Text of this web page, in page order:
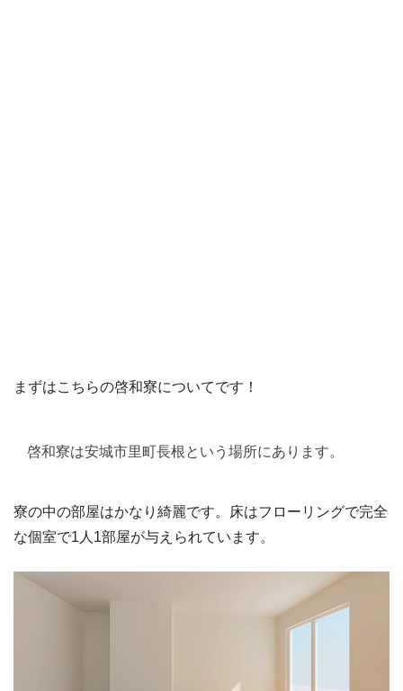
まずはこちらの啓和寮についてです！
啓和寮は安城市里町長根という場所にあります。
寮の中の部屋はかなり綺麗です。床はフローリングで完全
な個室で1人1部屋が与えられています。